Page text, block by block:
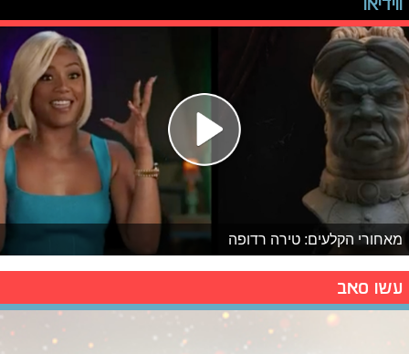
מאחורי הקלעים: טירה רדופה
עשו סאב